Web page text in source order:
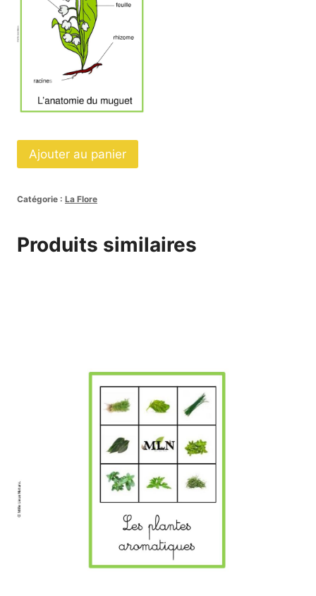
quantité
de
anatomie
muguet
Ajouter au panier
Catégorie : La Flore
Produits similaires